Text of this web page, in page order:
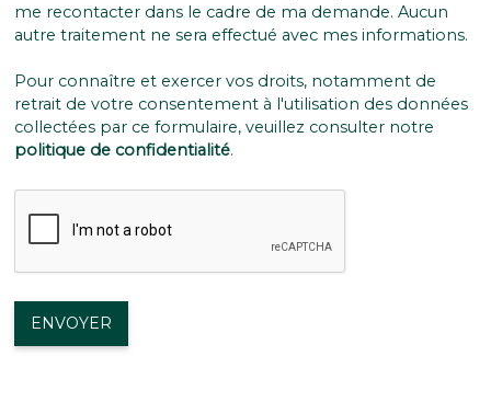
me recontacter dans le cadre de ma demande. Aucun
autre traitement ne sera effectué avec mes informations.
Pour connaître et exercer vos droits, notamment de
retrait de votre consentement à l'utilisation des données
collectées par ce formulaire, veuillez consulter notre
politique de confidentialité.